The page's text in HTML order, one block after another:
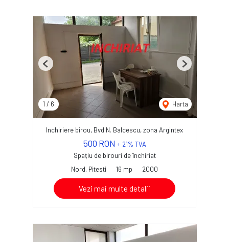
1 / 6 Harta
Previous Next
Inchiriere birou, Bvd N. Balcescu, zona Argintex
500 RON + 21% TVA
Spațiu de birouri de închiriat
Nord, Pitesti
16 mp 2000
Vezi mai multe detalii